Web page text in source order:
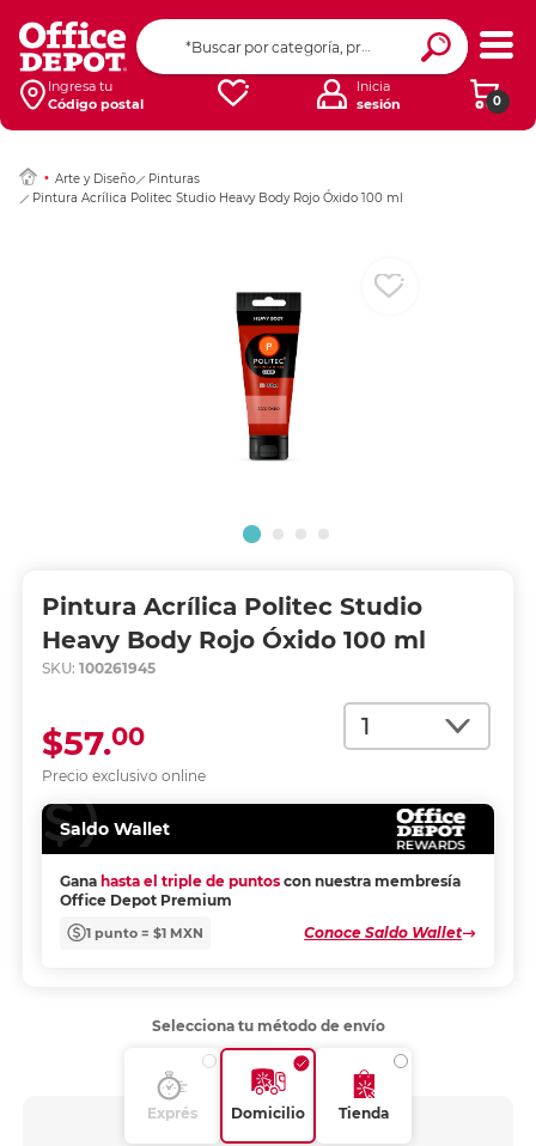
Ingresa tu
Código postal
0
Inicia
sesión
Arte y Diseño
Pinturas
Pintura Acrílica Politec Studio Heavy Body Rojo Óxido 100 ml
Pintura Acrílica Politec Studio
Heavy Body Rojo Óxido 100 ml
SKU: 100261945
Cantidad
Precio exclusivo online
$57.00
Saldo Wallet
Gana hasta el triple de puntos con nuestra membresía
Office Depot Premium
1 punto = $1 MXN Conoce Saldo Wallet
Ingresar Codigo
Selecciona tu método de envío
Exprés Domicilio Tienda